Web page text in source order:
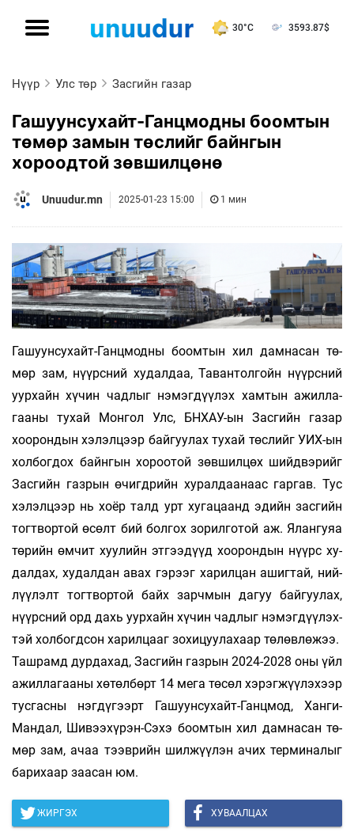
30°C 3593.87$
Нүүр Улс төр Засгийн газар
Гашуунсухайт-Ганцмодны боомтын
төмөр замын төслийг байнгын
хороодтой зөвшилцөнө
Unuudur.mn 2025-01-23 15:00 1 мин
Гашуунсухайт-Ганцмодны боомтын хил дамнасан тө­
мөр зам, нүүрсний худалдаа, Тавантолгойн нүүрс­ний
уур­хайн хүчин чадлыг нэмэгдүүлэх хамтын ажил­ла­
гааны тухай Монгол Улс, БНХАУ-ын Засгийн газар
хоорондын хэлэл­цээр байгуулах тухай төслийг УИХ-ын
холбогдох байнгын хороотой зөвшилцөх шийд­вэ­рийг
Засгийн газ­рын өчигдрийн хуралдаанаас гар­гав. Тус
хэлэлцээр нь хоёр талд урт хугацаанд эдийн зас­гийн
тогтвортой өсөлт бий болгох зорилготой аж. Ялан­гуяа
төрийн өм­чит хуу­лийн этгээдүүд хоорондын нүүрс ху­
далдах, худал­дан авах гэ­рээг харилцан ашигтай, ний­
лүүлэлт тогт­вор­той байх зарч­мын дагуу бай­гуулах,
нүүрс­ний орд дахь уурхайн хүчин чадлыг нэмэг­дүү­лэх­
тэй холбогдсон харил­цааг зохи­цуулахаар төлөв­лө­жээ.
Ташрамд дурдахад, Засгийн газрын 2024-2028 оны үйл
ажил­лагааны хөтөлбөрт 14 мега төсөл хэ­рэг­жүү­­лэ­хээр
тус­­гас­ны нэгдүгээрт Га­шуун­сухайт-Ганц­мод, Хан­ги-
Ман­дал, Шивээ­хүрэн-Сэхэ боомтын хил дам­на­сан тө­
мөр зам, ачаа тээврийн шилжүүлэн ачих тер­ми­налыг
ба­рихаар заасан юм.
ЖИРГЭХ ХУВААЛЦАХ